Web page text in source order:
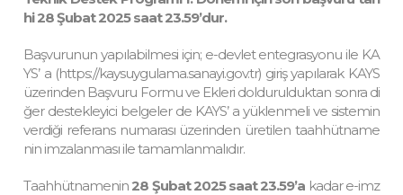
hi 28 Şubat 2025 saat 23.59’dur.
Başvurunun yapılabilmesi için; e-devlet entegrasyonu ile KA
YS’ a (https://kaysuygulama.sanayi.gov.tr) giriş yapılarak KAYS
üzerinden Başvuru Formu ve Ekleri doldurulduktan sonra di
ğer destekleyici belgeler de KAYS’ a yüklenmeli ve sistemin
verdiği referans numarası üzerinden üretilen taahhütname
nin imzalanması ile tamamlanmalıdır.
Taahhütnamenin28 Şubat 2025 saat 23.59’a kadar e-imz